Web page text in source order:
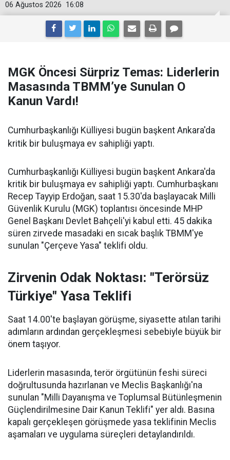
16:08
06 Ağustos 2026
MGK Öncesi Sürpriz Temas: Liderlerin
Masasında TBMM’ye Sunulan O
Kanun Vardı!
Cumhurbaşkanlığı Külliyesi bugün başkent Ankara'da
kritik bir buluşmaya ev sahipliği yaptı.
Cumhurbaşkanlığı Külliyesi bugün başkent Ankara'da
kritik bir buluşmaya ev sahipliği yaptı. Cumhurbaşkanı
Recep Tayyip Erdoğan, saat 15.30'da başlayacak Milli
Güvenlik Kurulu (MGK) toplantısı öncesinde MHP
Genel Başkanı Devlet Bahçeli'yi kabul etti. 45 dakika
süren zirvede masadaki en sıcak başlık TBMM'ye
sunulan "Çerçeve Yasa" teklifi oldu.
Zirvenin Odak Noktası: "Terörsüz
Türkiye" Yasa Teklifi
Saat 14.00'te başlayan görüşme, siyasette atılan tarihi
adımların ardından gerçekleşmesi sebebiyle büyük bir
önem taşıyor.
Liderlerin masasında, terör örgütünün feshi süreci
doğrultusunda hazırlanan ve Meclis Başkanlığı'na
sunulan "Milli Dayanışma ve Toplumsal Bütünleşmenin
Güçlendirilmesine Dair Kanun Teklifi" yer aldı. Basına
kapalı gerçekleşen görüşmede yasa teklifinin Meclis
aşamaları ve uygulama süreçleri detaylandırıldı.